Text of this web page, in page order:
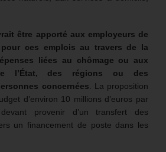
être apporté aux employeurs de
pour ces emplois au travers de la
liées au chômage ou aux
l’État, des régions ou des
concernées . La proposition
d’environ 10 millions d’euros par
provenir d’un transfert des
un financement de poste dans les